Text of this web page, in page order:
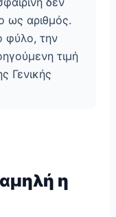
ως αριθμός.
φύλο, την
τιμή
Γενικής
η